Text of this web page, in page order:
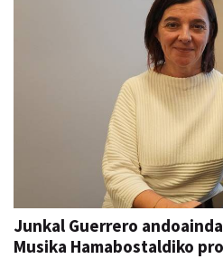
Junkal Guerrero
Musika Hamabostaldiko